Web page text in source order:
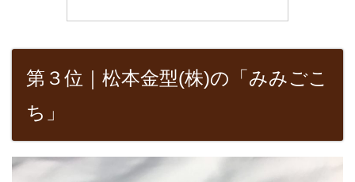
第３位｜松本金型(株)の「みみごこ
ち」